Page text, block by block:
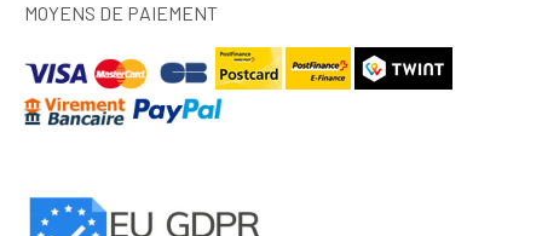
MOYENS DE PAIEMENT